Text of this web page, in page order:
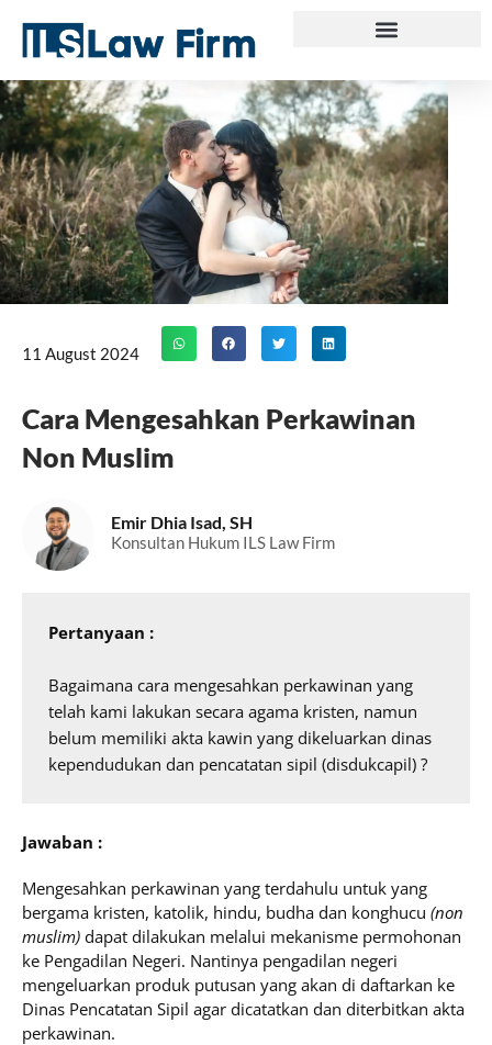
content
11 August 2024
Cara Mengesahkan Perkawinan
Non Muslim
Emir Dhia Isad, SH
Konsultan Hukum ILS Law Firm
Pertanyaan :
Bagaimana cara mengesahkan perkawinan yang
telah kami lakukan secara agama kristen, namun
belum memiliki akta kawin yang dikeluarkan dinas
kependudukan dan pencatatan sipil (disdukcapil) ?
Jawaban :
Mengesahkan perkawinan yang terdahulu untuk yang
bergama kristen, katolik, hindu, budha dan konghucu (non
muslim) dapat dilakukan melalui mekanisme permohonan
ke Pengadilan Negeri. Nantinya pengadilan negeri
mengeluarkan produk putusan yang akan di daftarkan ke
Dinas Pencatatan Sipil agar dicatatkan dan diterbitkan akta
perkawinan.